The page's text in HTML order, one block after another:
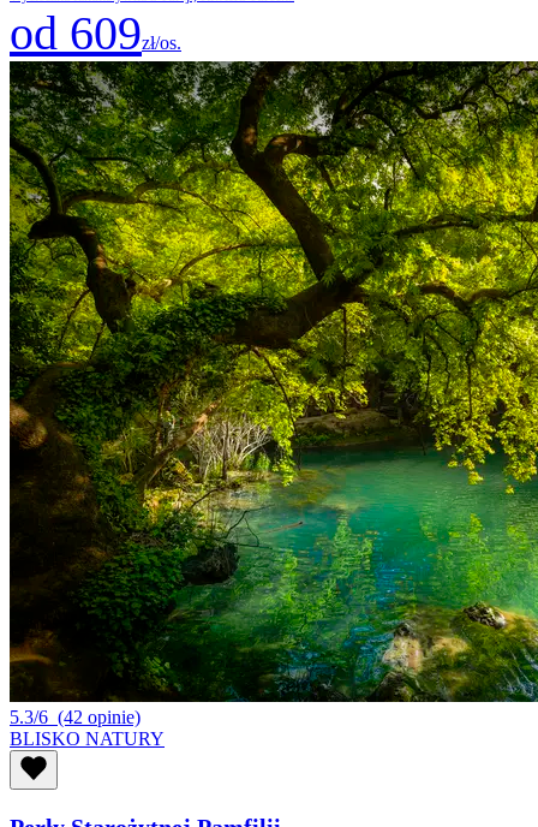
od 609zł/os.
5.3/6 (42 opinie)
BLISKO NATURY